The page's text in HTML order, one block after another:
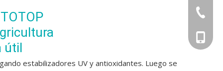
útil
estabilizadores UV y antioxidantes. Luego se
+86-
+86-